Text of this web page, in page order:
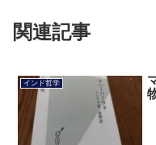
関連記事
インド哲学